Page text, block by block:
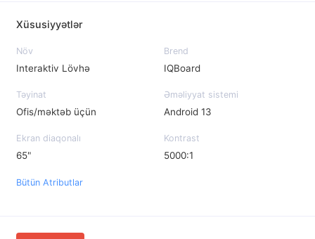
Xüsusiyyətlər
Növ
Interaktiv Lövhə
Brend
IQBoard
Təyinat
Ofis/məktəb üçün
Əməliyyat sistemi
Android 13
Ekran diaqonalı
65"
Kontrast
5000:1
Bütün Atributlar